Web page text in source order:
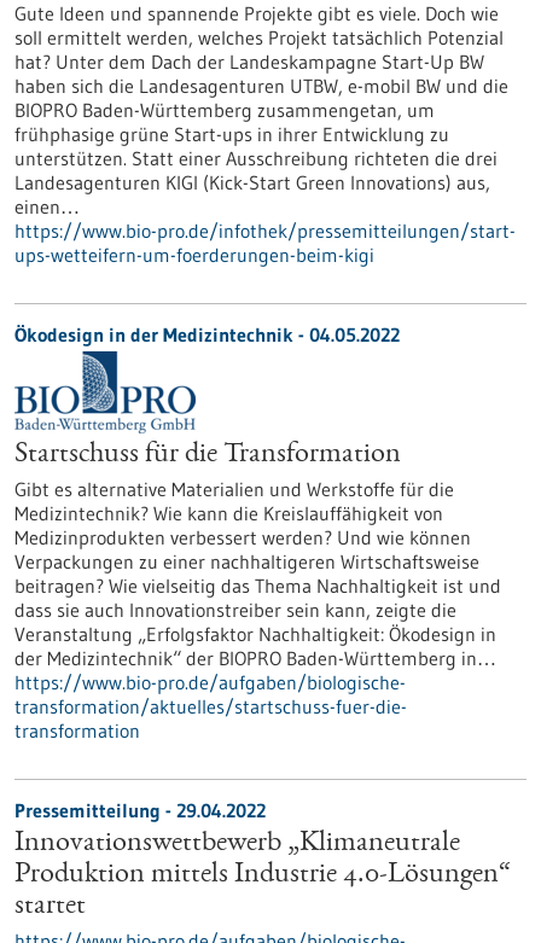
Gute Ideen und spannende Projekte gibt es viele. Doch wie
soll ermittelt werden, welches Projekt tatsächlich Potenzial
hat? Unter dem Dach der Landeskampagne Start-Up BW
haben sich die Landesagenturen UTBW, e-mobil BW und die
BIOPRO Baden-Württemberg zusammengetan, um
frühphasige grüne Start-ups in ihrer Entwicklung zu
unterstützen. Statt einer Ausschreibung richteten die drei
Landesagenturen KIGI (Kick-Start Green Innovations) aus,
einen…
https://www.bio-pro.de/infothek/pressemitteilungen/start-
ups-wetteifern-um-foerderungen-beim-kigi
Ökodesign in der Medizintechnik - 04.05.2022
Startschuss für die Transformation
Gibt es alternative Materialien und Werkstoffe für die
Medizintechnik? Wie kann die Kreislauffähigkeit von
Medizinprodukten verbessert werden? Und wie können
Verpackungen zu einer nachhaltigeren Wirtschaftsweise
beitragen? Wie vielseitig das Thema Nachhaltigkeit ist und
dass sie auch Innovationstreiber sein kann, zeigte die
Veranstaltung „Erfolgsfaktor Nachhaltigkeit: Ökodesign in
der Medizintechnik“ der BIOPRO Baden-Württemberg in…
https://www.bio-pro.de/aufgaben/biologische-
transformation/aktuelles/startschuss-fuer-die-
transformation
Pressemitteilung - 29.04.2022
Innovationswettbewerb „Klimaneutrale
Produktion mittels Industrie 4.0-Lösungen“
startet